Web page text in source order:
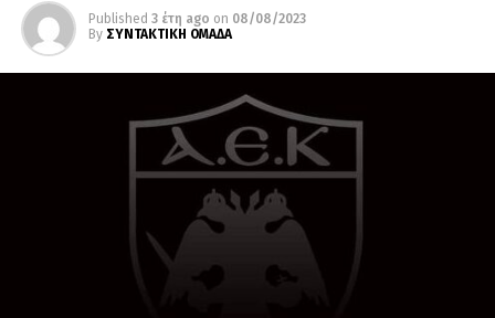
Published 3 έτη ago on 08/08/2023
By ΣΥΝΤΑΚΤΙΚΗ ΟΜΑΔΑ